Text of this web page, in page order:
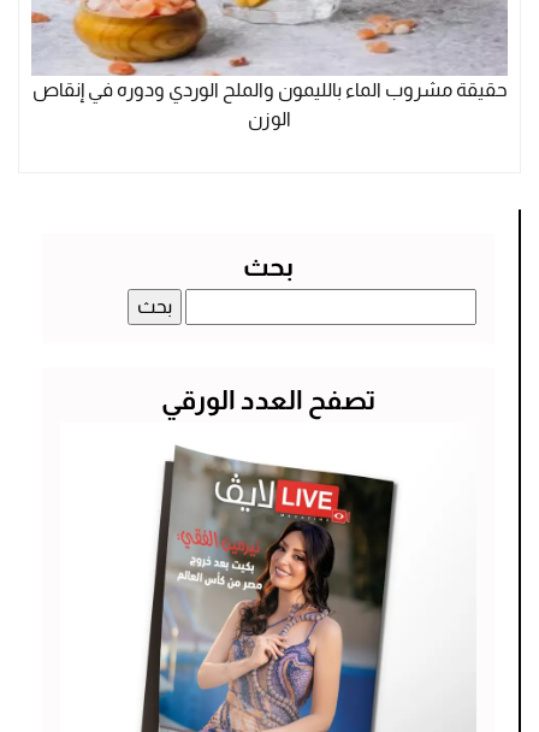
حقيقة مشروب الماء بالليمون والملح الوردي ودوره في إنقاص
الوزن
بحث
عن:
تصفح العدد الورقي